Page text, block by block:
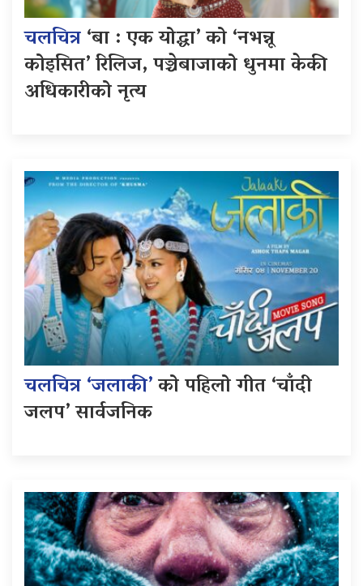
चलचित्र‘बा : एक योद्धा’ को ‘नभन्नू
कोइसित’ रिलिज, पञ्चेबाजाको धुनमा केकी
अधिकारीको नृत्य
चलचित्र ‘जलाकी’को पहिलो गीत ‘चाँदी
जलप’ सार्वजनिक